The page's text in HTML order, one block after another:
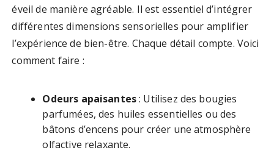
éveil de manière agréable. Il est essentiel d’intégrer
différentes dimensions sensorielles pour amplifier
l’expérience de bien-être. Chaque détail compte. Voici
comment faire :
Odeurs apaisantes: Utilisez des bougies
parfumées, des huiles essentielles ou des
bâtons d’encens pour créer une atmosphère
olfactive relaxante.